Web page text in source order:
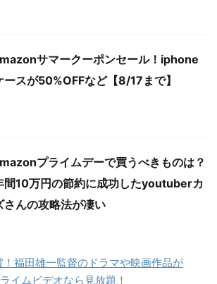
サマークーポンセール！iphone
ースが50%OFFなど【8/17まで】
プライムデーで買うべきものは？
間10万円の節約に成功したyoutuberカ
さんの攻略法が凄い
！福田雄一監督のドラマや映画作品が
イムビデオなら見放題！